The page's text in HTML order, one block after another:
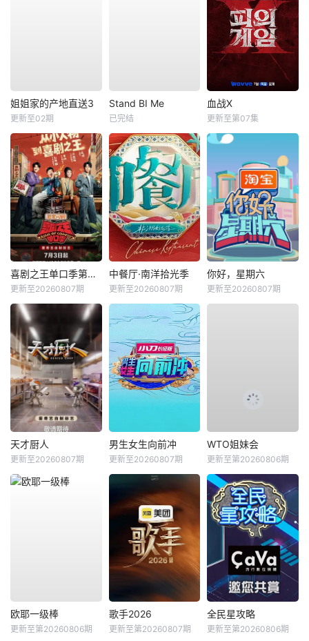
姐姐家的产地直送3
更新至02期
Stand BI Me
已完结
血战X
更新至第07集
喜剧之王单口季第三季
更新至20260807期
中餐厅·南洋拾光季
更新至20260807期
你好，星期六
更新至20260807期
天才厨人
更新至20260807期
男生女生向前冲
更新至20260807期
WTO姐妹会
更新至第20260806期
欧耶一级棒
更新至第20260806期
歌手2026
更新至第20260807期
全民星攻略
更新至第20260806期